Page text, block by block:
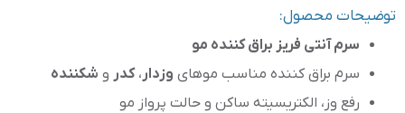
توضیحات محصول:
سرم آنتی فریز براق کننده مو
سرم براق کننده مناسب موهای وزدار ،کدر و شکننده
رفع وز، الکتریسیته ساکن و حالت پرواز مو